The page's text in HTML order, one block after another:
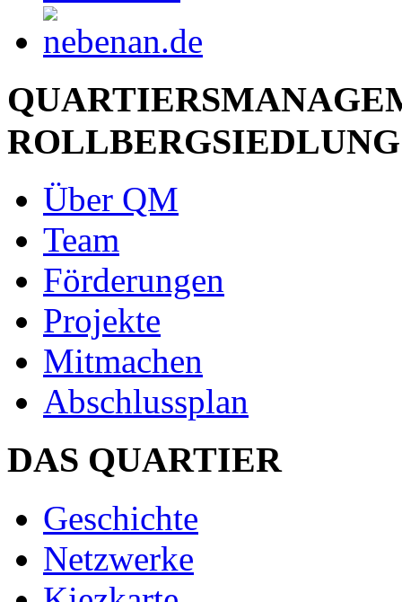
ROLLBERGSIEDLUNG
Über QM
Team
Förderungen
Projekte
Mitmachen
Abschlussplan
DAS QUARTIER
Geschichte
Netzwerke